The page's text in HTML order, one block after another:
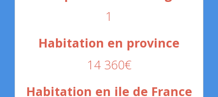
1
14 360€